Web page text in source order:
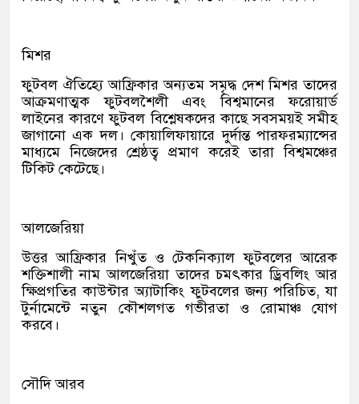
মিশর
ফুটবল ঐতিহ্যে আফ্রিকার অন্যতম সমৃদ্ধ দেশ মিশর তাদের
আক্রমণাত্মক ফুটবলশৈলী এবং বিশ্বমানের ফরোয়ার্ড
লাইনের কারণে ফুটবল বিশ্লেষকদের কাছে সবসময়ই সমীহ
জাগানো এক দল। কোয়ালিফায়ারে দুর্দান্ত পারফরম্যান্সের
মাধ্যমে নিজেদের শ্রেষ্ঠত্ব প্রমাণ করেই তারা বিশ্বমঞ্চের
টিকিট কেটেছে।
আলজেরিয়া
উত্তর আফ্রিকার নিখুঁত ও টেকনিক্যাল ফুটবলের আরেক
শক্তিশালী নাম আলজেরিয়া তাদের চমৎকার ড্রিবলিং আর
ক্ষিপ্রগতির কাউন্টার অ্যাটাকিং ফুটবলের জন্য পরিচিত, যা
টুর্নামেন্টে নতুন কৌশলগত গভীরতা ও রোমাঞ্চ যোগ
করবে।
সৌদি আরব